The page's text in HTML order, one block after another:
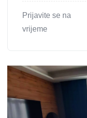
Prijavite se na
vrijeme